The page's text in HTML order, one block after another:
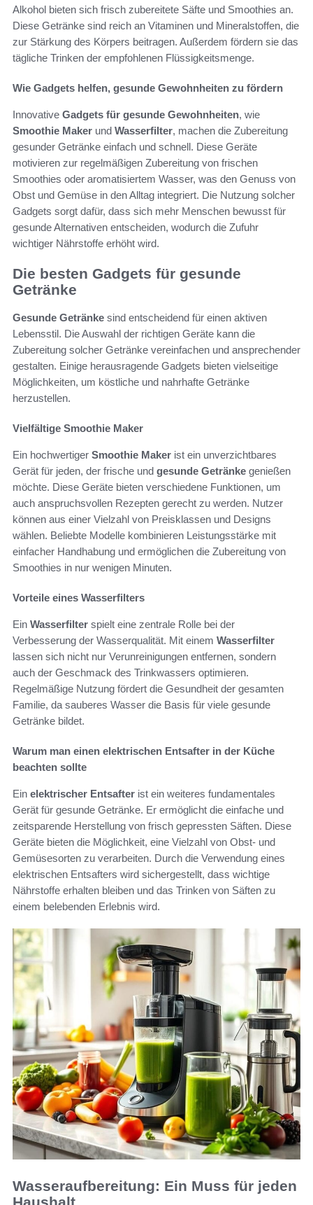
Alkohol bieten sich frisch zubereitete Säfte und Smoothies an.
Diese Getränke sind reich an Vitaminen und Mineralstoffen, die
zur Stärkung des Körpers beitragen. Außerdem fördern sie das
tägliche Trinken der empfohlenen Flüssigkeitsmenge.
Wie Gadgets helfen, gesunde Gewohnheiten zu fördern
Innovative Gadgets für gesunde Gewohnheiten, wie
Smoothie Maker und Wasserfilter, machen die Zubereitung
gesunder Getränke einfach und schnell. Diese Geräte
motivieren zur regelmäßigen Zubereitung von frischen
Smoothies oder aromatisiertem Wasser, was den Genuss von
Obst und Gemüse in den Alltag integriert. Die Nutzung solcher
Gadgets sorgt dafür, dass sich mehr Menschen bewusst für
gesunde Alternativen entscheiden, wodurch die Zufuhr
wichtiger Nährstoffe erhöht wird.
Die besten Gadgets für gesunde
Getränke
Gesunde Getränke sind entscheidend für einen aktiven
Lebensstil. Die Auswahl der richtigen Geräte kann die
Zubereitung solcher Getränke vereinfachen und ansprechender
gestalten. Einige herausragende Gadgets bieten vielseitige
Möglichkeiten, um köstliche und nahrhafte Getränke
herzustellen.
Vielfältige Smoothie Maker
Ein hochwertiger Smoothie Maker ist ein unverzichtbares
Gerät für jeden, der frische und gesunde Getränke genießen
möchte. Diese Geräte bieten verschiedene Funktionen, um
auch anspruchsvollen Rezepten gerecht zu werden. Nutzer
können aus einer Vielzahl von Preisklassen und Designs
wählen. Beliebte Modelle kombinieren Leistungsstärke mit
einfacher Handhabung und ermöglichen die Zubereitung von
Smoothies in nur wenigen Minuten.
Vorteile eines Wasserfilters
Ein Wasserfilter spielt eine zentrale Rolle bei der
Verbesserung der Wasserqualität. Mit einem Wasserfilter
lassen sich nicht nur Verunreinigungen entfernen, sondern
auch der Geschmack des Trinkwassers optimieren.
Regelmäßige Nutzung fördert die Gesundheit der gesamten
Familie, da sauberes Wasser die Basis für viele gesunde
Getränke bildet.
Warum man einen elektrischen Entsafter in der Küche
beachten sollte
Ein elektrischer Entsafter ist ein weiteres fundamentales
Gerät für gesunde Getränke. Er ermöglicht die einfache und
zeitsparende Herstellung von frisch gepressten Säften. Diese
Geräte bieten die Möglichkeit, eine Vielzahl von Obst- und
Gemüsesorten zu verarbeiten. Durch die Verwendung eines
elektrischen Entsafters wird sichergestellt, dass wichtige
Nährstoffe erhalten bleiben und das Trinken von Säften zu
einem belebenden Erlebnis wird.
Wasseraufbereitung: Ein Muss für jeden
Haushalt